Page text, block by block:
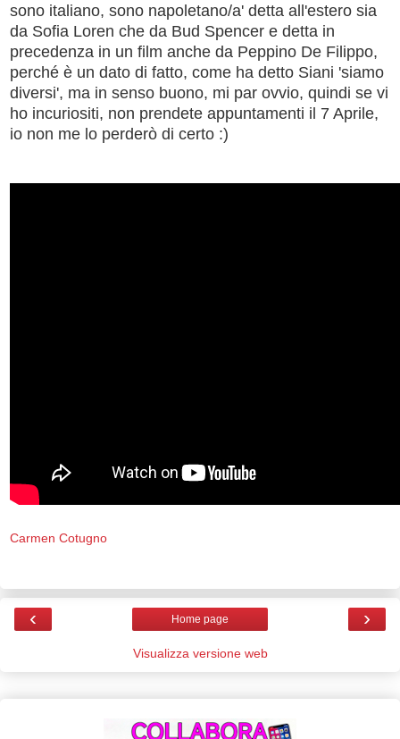
sono italiano, sono napoletano/a' detta all'estero sia
da Sofia Loren che da Bud Spencer e detta in
precedenza in un film anche da Peppino De Filippo,
perché è un dato di fatto, come ha detto Siani 'siamo
diversi', ma in senso buono, mi par ovvio, quindi se vi
ho incuriositi, non prendete appuntamenti il 7 Aprile,
io non me lo perderò di certo :)
Carmen Cotugno
‹ ›
Home page
Visualizza versione web